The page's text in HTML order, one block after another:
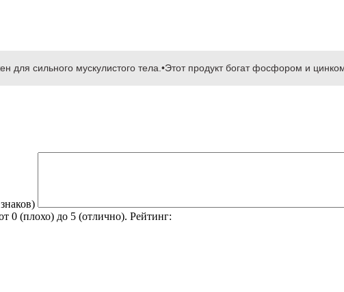
для сильного мускулистого тела.•Этот продукт богат фосфором и
0 (плохо) до 5 (отлично). Рейтинг: